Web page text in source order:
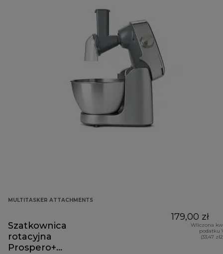
MULTITASKER ATTACHMENTS
Szatkownica
rotacyjna
Prospero+
179,00 zł
Wliczona
podatku
(33,47